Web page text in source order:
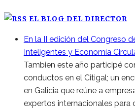
EL BLOG DEL DIRECTOR
En la II edición del Congreso
Inteligentes y Economía
Tambien este año participé
conductos en el Citigal; un
en Galicia que reúne a
expertos internacionales para